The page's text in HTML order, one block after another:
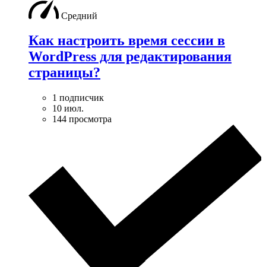
Средний
Как настроить время сессии в
WordPress для редактирования
страницы?
1 подписчик
10 июл.
144 просмотра